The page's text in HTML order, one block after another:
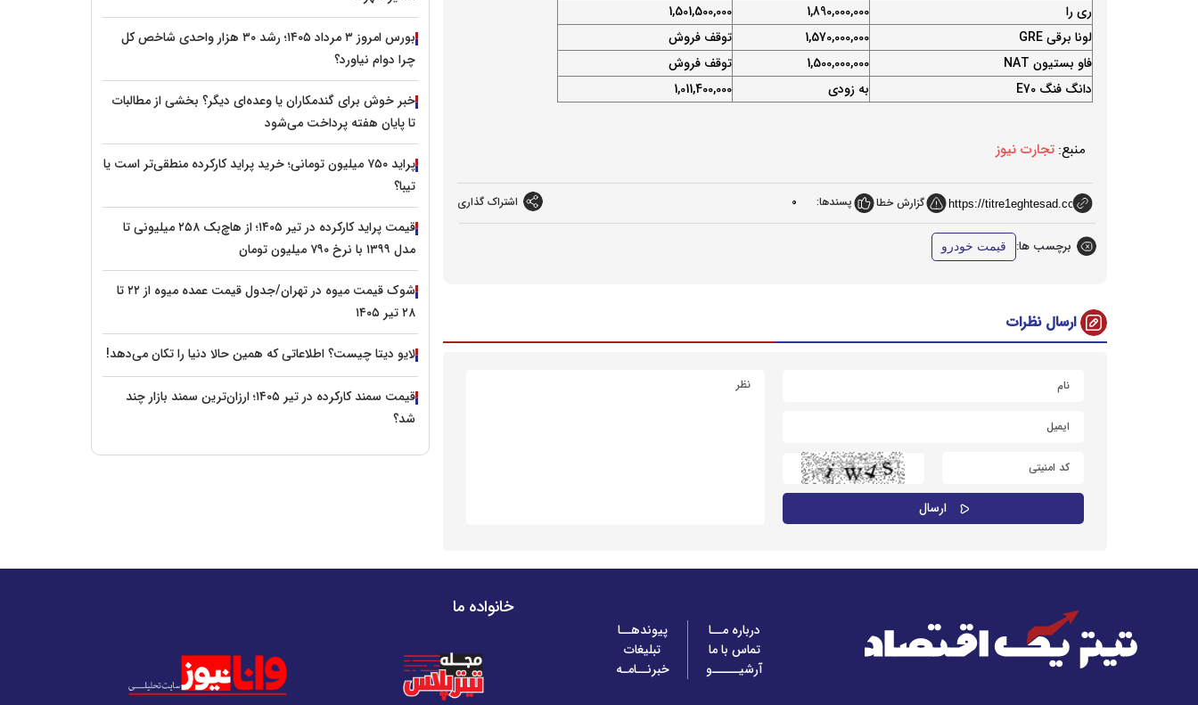
ری را
1,890,000,000
1,501,500,000
لونا برقی GRE
1,570,000,000
توقف فروش
فاو بستیون NAT
1,500,000,000
توقف فروش
دانگ فنگ E70
به زودی 1,011,400,000
منبع: تجارت نیوز
گزارش خطا پسندها: 0 اشتراک گذاری
برچسب ها: قیمت خودرو
ارسال نظرات
بورس امروز ۳ مرداد ۱۴۰۵؛ رشد ۳۰ هزار واحدی شاخص کل
چرا دوام نیاورد؟
خبر خوش برای گندمکاران یا وعده‌ای دیگر؟ بخشی از مطالبات
تا پایان هفته پرداخت می‌شود
پراید ۷۵۰ میلیون تومانی؛ خرید پراید کارکرده منطقی‌تر است یا
تیبا؟
قیمت پراید کارکرده در تیر ۱۴۰۵؛ از هاچ‌بک ۲۵۸ میلیونی تا
مدل ۱۳۹۹ با نرخ ۷۹۰ میلیون تومان
شوک قیمت میوه در تهران/جدول قیمت عمده میوه از ۲۲ تا
۲۸ تیر ۱۴۰۵
لایو دیتا چیست؟ اطلاعاتی که همین حالا دنیا را تکان می‌دهد!
قیمت سمند کارکرده در تیر ۱۴۰۵؛ ارزان‌ترین سمند بازار چند
شد؟
درباره مــا
تماس با ما
آرشیـــــو
پیوندهــا
تبلیغات
خبرنــامـه
خانواده ما